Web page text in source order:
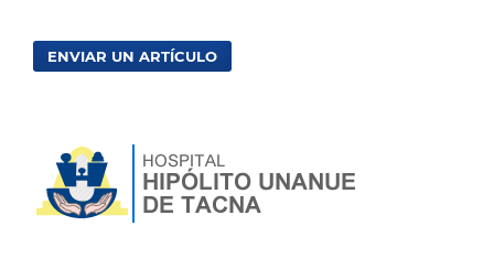
ENVIAR UN ARTÍCULO